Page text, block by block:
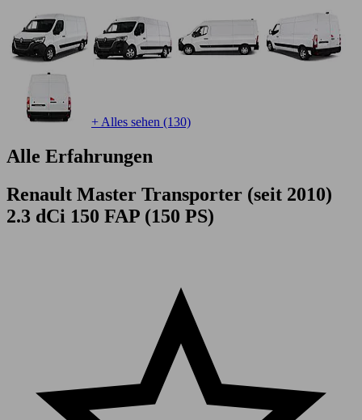
+ Alles sehen (130)
Alle Erfahrungen
Renault Master Transporter (seit 2010)
2.3 dCi 150 FAP (150 PS)